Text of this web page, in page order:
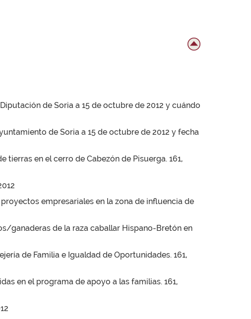
de Soria a 15 de octubre de 2012 y cuándo
de Soria a 15 de octubre de 2012 y fecha
en el cerro de Cabezón de Pisuerga. 161,
empresariales en la zona de influencia de
ganaderas de la raza caballar Hispano-Bretón en
de Familia e Igualdad de Oportunidades. 161,
en el programa de apoyo a las familias. 161,